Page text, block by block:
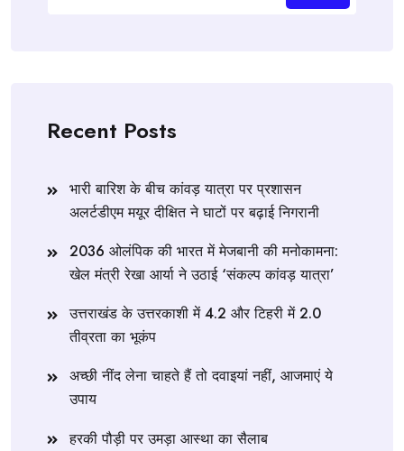
Recent Posts
भारी बारिश के बीच कांवड़ यात्रा पर प्रशासन
अलर्टडीएम मयूर दीक्षित ने घाटों पर बढ़ाई निगरानी
2036 ओलंपिक की भारत में मेजबानी की मनोकामना:
खेल मंत्री रेखा आर्या ने उठाई ‘संकल्प कांवड़ यात्रा’
उत्तराखंड के उत्तरकाशी में 4.2 और टिहरी में 2.0
तीव्रता का भूकंप
अच्छी नींद लेना चाहते हैं तो दवाइयां नहीं, आजमाएं ये
उपाय
हरकी पौड़ी पर उमड़ा आस्था का सैलाब